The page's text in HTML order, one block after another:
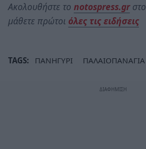
Ακολουθήστε το notospress.gr
μάθετε πρώτοι όλες τις ειδήσεις
TAGS: ΠΑΝΗΓΥΡΙ ΠΑΛΑΙΟΠΑΝΑΓΙΑ